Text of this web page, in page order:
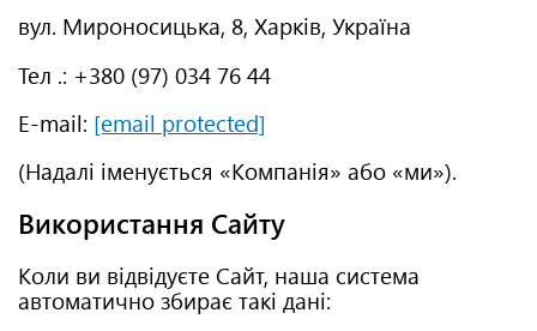
вул. Мироносицька, 8, Харків, Україна
Тел .: +380 (97) 034 76 44
E-mail: [email protected]
(Надалі іменується «Компанія» або «ми»).
Використання Сайту
Коли ви відвідуєте Сайт, наша система
автоматично збирає такі дані: